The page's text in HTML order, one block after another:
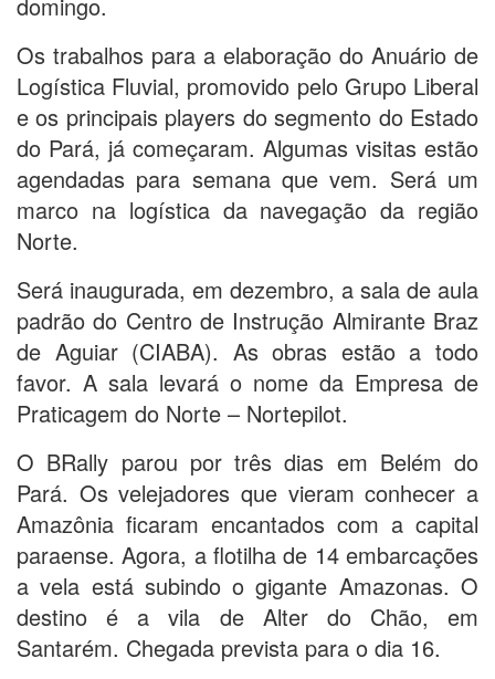
domingo.
Os trabalhos para a elaboração do Anuário de
Logística Fluvial, promovido pelo Grupo Liberal
e os principais players do segmento do Estado
do Pará, já começaram. Algumas visitas estão
agendadas para semana que vem. Será um
marco na logística da navegação da região
Norte.
Será inaugurada, em dezembro, a sala de aula
padrão do Centro de Instrução Almirante Braz
de Aguiar (CIABA). As obras estão a todo
favor. A sala levará o nome da Empresa de
Praticagem do Norte – Nortepilot.
O BRally parou por três dias em Belém do
Pará. Os velejadores que vieram conhecer a
Amazônia ficaram encantados com a capital
paraense. Agora, a flotilha de 14 embarcações
a vela está subindo o gigante Amazonas. O
destino é a vila de Alter do Chão, em
Santarém. Chegada prevista para o dia 16.